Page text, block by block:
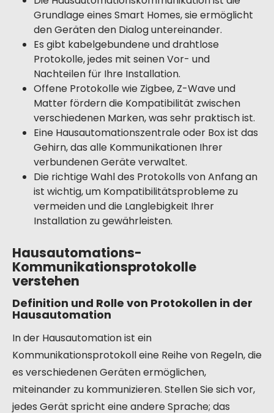
Grundlage eines Smart Homes, sie ermöglicht
den Geräten den Dialog untereinander.
Es gibt kabelgebundene und drahtlose
Protokolle, jedes mit seinen Vor- und
Nachteilen für Ihre Installation.
Offene Protokolle wie Zigbee, Z-Wave und
Matter fördern die Kompatibilität zwischen
verschiedenen Marken, was sehr praktisch ist.
Eine Hausautomationszentrale oder Box ist das
Gehirn, das alle Kommunikationen Ihrer
verbundenen Geräte verwaltet.
Die richtige Wahl des Protokolls von Anfang an
ist wichtig, um Kompatibilitätsprobleme zu
vermeiden und die Langlebigkeit Ihrer
Installation zu gewährleisten.
Hausautomations-
Kommunikationsprotokolle
verstehen
Definition und Rolle von Protokollen in der
Hausautomation
In der Hausautomation ist ein
Kommunikationsprotokoll eine Reihe von Regeln, die
es verschiedenen Geräten ermöglichen,
miteinander zu kommunizieren. Stellen Sie sich vor,
jedes Gerät spricht eine andere Sprache; das